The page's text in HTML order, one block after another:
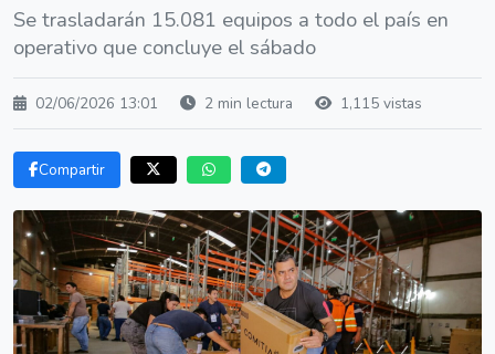
Se trasladarán 15.081 equipos a todo el país en
operativo que concluye el sábado
02/06/2026 13:01 2 min lectura 1,115 vistas
Compartir